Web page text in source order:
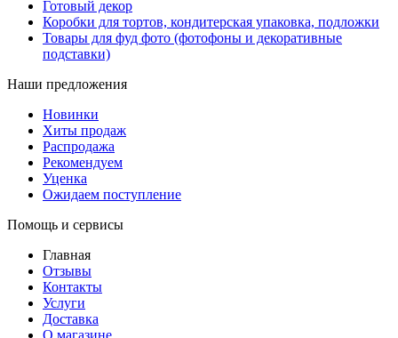
Готовый декор
Коробки для тортов, кондитерская упаковка, подложки
Товары для фуд фото (фотофоны и декоративные
подставки)
Наши предложения
Новинки
Хиты продаж
Распродажа
Рекомендуем
Уценка
Ожидаем поступление
Помощь и сервисы
Главная
Отзывы
Контакты
Услуги
Доставка
О магазине